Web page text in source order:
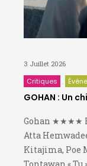
3 Juillet 2026
Critiques
GOHAN : Un
Gohan ★★★★
Atta
Kitajima, Poe